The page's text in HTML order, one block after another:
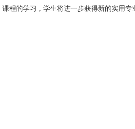
课程的学习，学生将进一步获得新的实用